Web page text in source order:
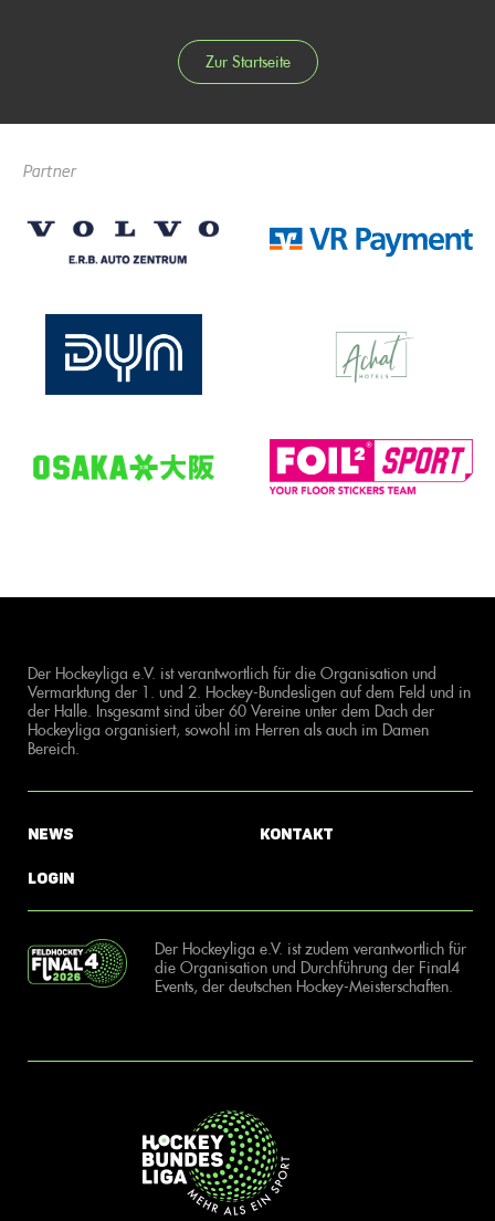
Zur Startseite
Partner
Der Hockeyliga e.V. ist verantwortlich für die Organisation und
Vermarktung der 1. und 2. Hockey-Bundesligen auf dem Feld und in
der Halle. Insgesamt sind über 60 Vereine unter dem Dach der
Hockeyliga organisiert, sowohl im Herren als auch im Damen
Bereich.
News
Login
Kontakt
Der Hockeyliga e.V. ist zudem verantwortlich für
die Organisation und Durchführung der Final4
Events, der deutschen Hockey-Meisterschaften.